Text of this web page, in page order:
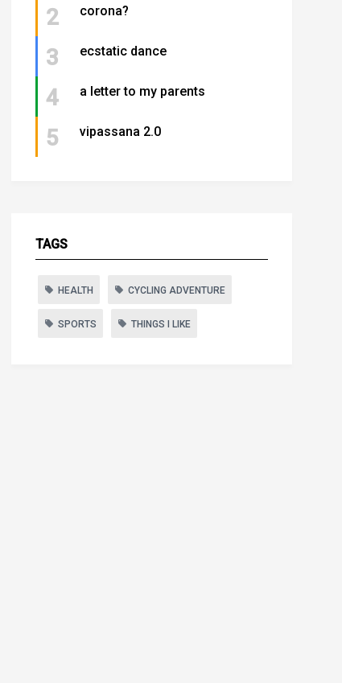
2 corona?
3 ecstatic dance
4 a letter to my parents
5 vipassana 2.0
TAGS
HEALTH CYCLING ADVENTURE
SPORTS THINGS I LIKE